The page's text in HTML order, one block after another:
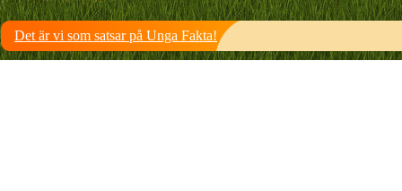
Det är vi som satsar på Unga Fakta!